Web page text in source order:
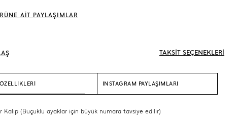
AİT PAYLAŞIMLAR
TAKSİT SEÇENEKLERİ
INSTAGRAM PAYLAŞIMLARI
Kalıp (Buçuklu ayaklar için büyük numara tavsiye edilir)